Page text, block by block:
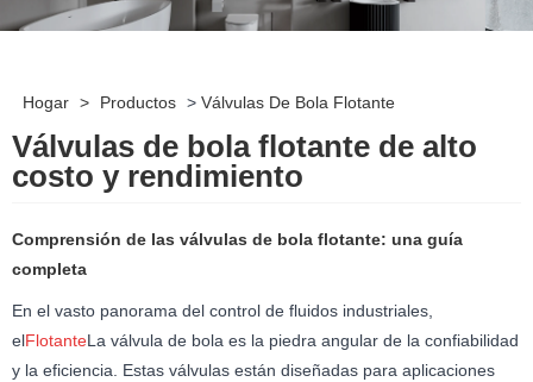
Hogar > Productos > Válvulas De Bola Flotante
Válvulas de bola flotante de alto
costo y rendimiento
Comprensión de las válvulas de bola flotante: una guía
completa
En el vasto panorama del control de fluidos industriales,
elFlotanteLa válvula de bola es la piedra angular de la confiabilidad
y la eficiencia. Estas válvulas están diseñadas para aplicaciones